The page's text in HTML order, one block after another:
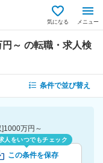
気になる メニュー
～ の転職・求人検
条件で並び替え
万円～
人をいつでもチェック
この条件を保存